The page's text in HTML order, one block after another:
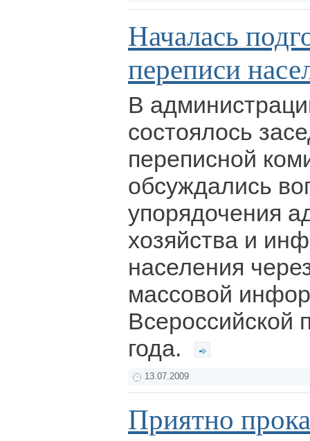
Началась
переписи
В
состоялось
переписной
обсуждались
упорядочения
хозяйства и
населения
массовой
Всероссийской
года.
13.07.2009
Приятно